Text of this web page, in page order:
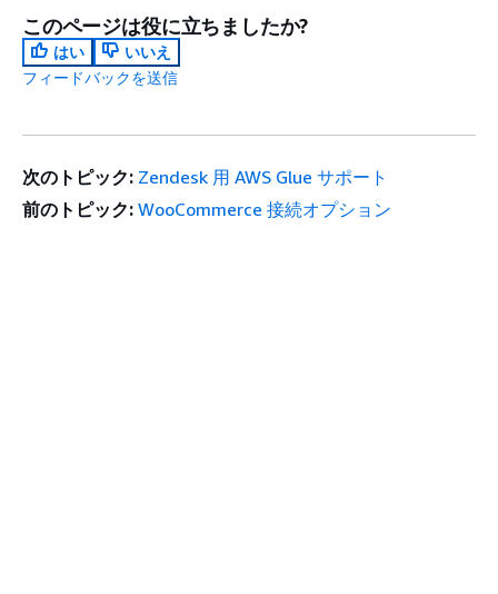
このページは役に立ちましたか?
はい
いいえ
フィードバックを送信
次のトピック: Zendesk 用 AWS Glue サポート
前のトピック: WooCommerce 接続オプション